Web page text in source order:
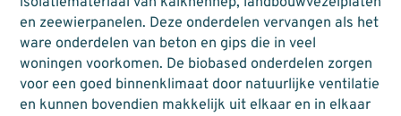
en zeewierpanelen. Deze onderdelen vervangen als het
ware onderdelen van beton en gips die in veel
woningen voorkomen. De biobased onderdelen zorgen
voor een goed binnenklimaat door natuurlijke ventilatie
en kunnen bovendien makkelijk uit elkaar en in elkaar